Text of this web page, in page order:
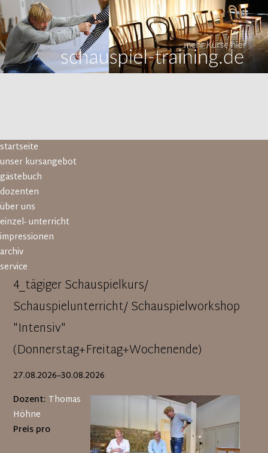
Navigation
überspringen
startseite
unser kursangebot
gästebuch
dozenten
über uns
einzel- unterricht
impressionen
archiv
service
4_tägiger Schauspielkurs/
Schauspielunterricht/ Schauspielworkshop
"Intensiv"
(Donnerstag+Freitag+Wochenende)
27.08.2026–30.08.2026
Dozent: Thomas
Höhne
Preis pro